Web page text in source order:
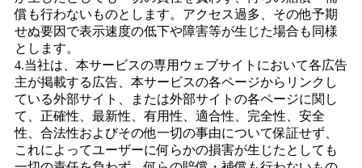
償も行わないものとします。アクセス過多、その他予期
せぬ要因で表示速度の低下や障害等が生じた場合も同様
とします。
4.当社は、本サービスの専用ウェブサイトにおいて各広告
主が掲載する広告、本サービスの各ページからリンクし
ている外部サイト、または外部サイトの各ページに関し
て、正確性、最新性、有用性、適合性、完全性、安全
性、合法性およびその他一切の事由について保証せず、
これによってユーザーに何らかの損害が生じたとしても